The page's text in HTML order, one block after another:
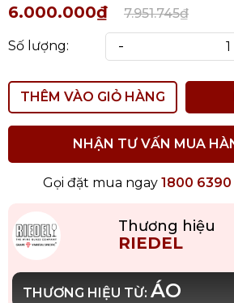
6.000.000₫ 7.951.745₫
Số lượng: -
THÊM VÀO GIỎ HÀNG
NHẬN TƯ VẤN MUA
Gọi đặt mua ngay 1800 6390
Thương hiệu
RIEDEL
THƯƠNG HIỆU TỪ: ÁO